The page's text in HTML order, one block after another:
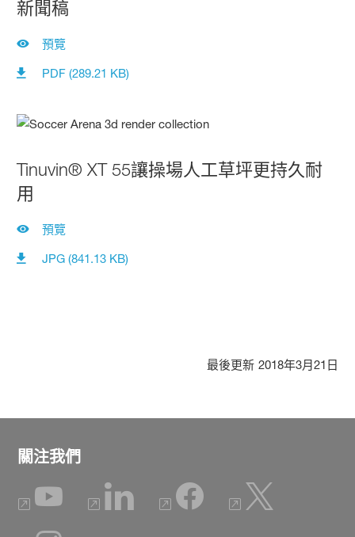
新聞稿
預覽
PDF (289.21 KB)
Tinuvin® XT 55讓操場人工草坪更持久耐
用
預覽
JPG (841.13 KB)
最後更新 2018年3月21日
關注我們